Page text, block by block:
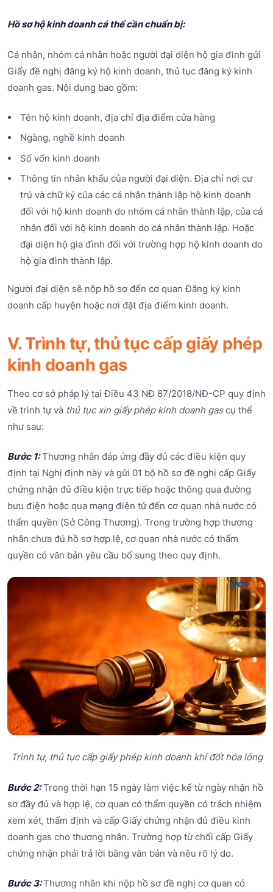
Hồ sơ hộ kinh doanh cá thể cần chuẩn bị:
Cá nhân, nhóm cá nhân hoặc người đại diện hộ gia đình gửi
Giấy đề nghị đăng ký hộ kinh doanh, thủ tục đăng ký kinh
doanh gas. Nội dung bao gồm:
Tên hộ kinh doanh, địa chỉ địa điểm cửa hàng
Ngàng, nghề kinh doanh
Số vốn kinh doanh
Thông tin nhân khẩu của người đại diện. Địa chỉ nơi cư
trú và chữ ký của các cá nhân thành lập hộ kinh doanh
đối với hộ kinh doanh do nhóm cá nhân thành lập, của cá
nhân đối với hộ kinh doanh do cá nhân thành lập. Hoặc
đại diện hộ gia đình đối với trường hợp hộ kinh doanh do
hộ gia đình thành lập.
Người đại diện sẽ nộp hồ sơ đến cơ quan Đăng ký kinh
doanh cấp huyện hoặc nơi đặt địa điểm kinh doanh.
V. Trình tự, thủ tục cấp giấy phép
kinh doanh gas
Theo cơ sở pháp lý tại Điều 43 NĐ 87/2018/NĐ-CP quy định
về trình tự và thủ tục xin giấy phép kinh doanh gascụ thể
như sau:
Bước 1:Thương nhân đáp ứng đầy đủ các điều kiện quy
định tại Nghị định này và gửi 01 bộ hồ sơ đề nghị cấp Giấy
chứng nhận đủ điều kiện trực tiếp hoặc thông qua đường
bưu điện hoặc qua mạng điện tử đến cơ quan nhà nước có
thẩm quyền (Sở Công Thương). Trong trường hợp thương
nhân chưa đủ hồ sơ hợp lệ, cơ quan nhà nước có thẩm
quyền có văn bản yêu cầu bổ sung theo quy định.
Trình tự, thủ tục cấp giấy phép kinh doanh khí đốt hóa lỏng
Bước 2:Trong thời hạn 15 ngày làm việc kể từ ngày nhận hồ
sơ đầy đủ và hợp lệ, cơ quan có thẩm quyền có trách nhiệm
xem xét, thẩm định và cấp Giấy chứng nhận đủ điều kinh
doanh gas cho thương nhân. Trường hợp từ chối cấp Giấy
chứng nhận phải trả lời bằng văn bản và nêu rõ lý do.
Bước 3:Thương nhân khi nộp hồ sơ đề nghị cơ quan có